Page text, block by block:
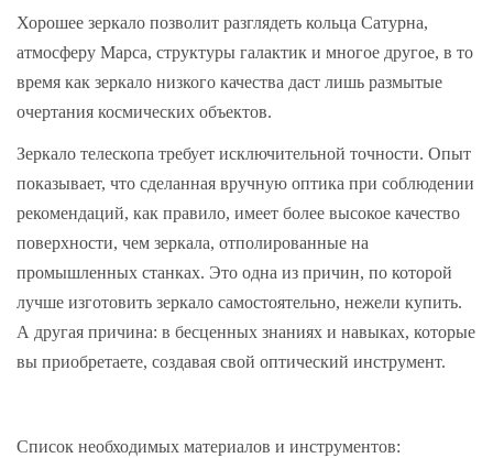
Хорошее зеркало позволит разглядеть кольца Сатурна,
атмосферу Марса, структуры галактик и многое другое, в то
время как зеркало низкого качества даст лишь размытые
очертания космических объектов.
Зеркало телескопа требует исключительной точности. Опыт
показывает, что сделанная вручную оптика при соблюдении
рекомендаций, как правило, имеет более высокое качество
поверхности, чем зеркала, отполированные на
промышленных станках. Это одна из причин, по которой
лучше изготовить зеркало самостоятельно, нежели купить.
А другая причина: в бесценных знаниях и навыках, которые
вы приобретаете, создавая свой оптический инструмент.
Список необходимых материалов и инструментов: